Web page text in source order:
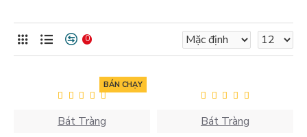
gốm được gọi là lò gốm.
0
BÁN CHẠY
Bát Tràng Bát Tràng